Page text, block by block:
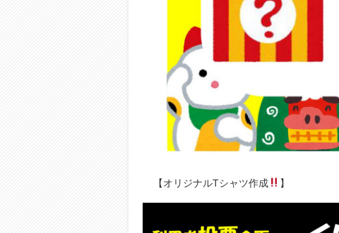
【オリジナルTシャツ作成 】